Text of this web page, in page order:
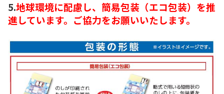
5.地球環境に配慮し、簡易包装（エコ包装）を推
進しています。ご協力をお願いいたします。